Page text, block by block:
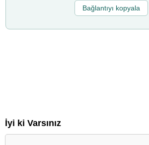
Bağlantıyı kopyala
İyi ki Varsınız